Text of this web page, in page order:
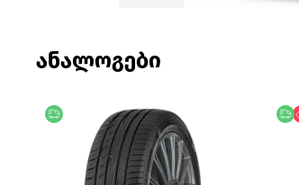
ანალოგები
უფასო მიწოდება